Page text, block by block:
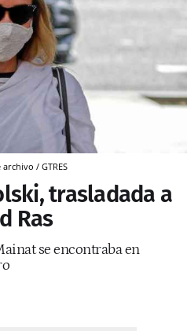
/ GTRES
trasladada a
Ras
se encontraba en